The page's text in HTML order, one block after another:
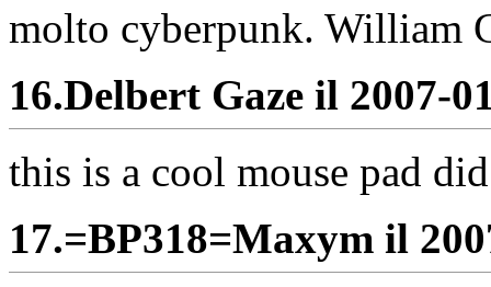
molto cyberpunk. William
16.Delbert Gaze il 2007-
this is a cool mouse pad
17.=BP318=Maxym il